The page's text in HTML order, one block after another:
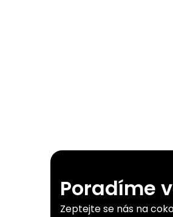
o
sPoradíme
Zeptejte se nás na